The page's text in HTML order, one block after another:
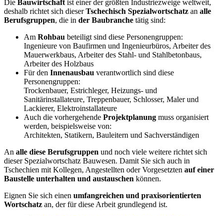
Die Bauwirtschaftist einer der größten Industriezweige weltweit,
deshalb richtet sich dieserTschechisch Spezialwortschatz an alle
Berufsgruppen, die in der Baubranche tätig sind:
Am Rohbau beteiligt sind diese Personengruppen:
Ingenieure von Baufirmen und Ingenieurbüros, Arbeiter des
Mauerwerkbaus, Arbeiter des Stahl- und Stahlbetonbaus,
Arbeiter des Holzbaus
Für den Innenausbau verantwortlich sind diese
Personengruppen:
Trockenbauer, Estrichleger, Heizungs- und
Sanitärinstallateure, Treppenbauer, Schlosser, Maler und
Lackierer, Elektroinstallateure
Auch die vorhergehende Projektplanung muss organisiert
werden, beispielsweise von:
Architekten, Statikern, Bauleitern und Sachverständigen
An alle diese Berufsgruppen und noch viele weitere richtet sich
dieser Spezialwortschatz Bauwesen. Damit Sie sich auch in
Tschechien mit Kollegen, Angestellten oder Vorgesetzten auf einer
Baustelle unterhalten und austauschen können.
Eignen Sie sich einen umfangreichen und praxisorientierten
Wortschatz an, der für diese Arbeit grundlegend ist.